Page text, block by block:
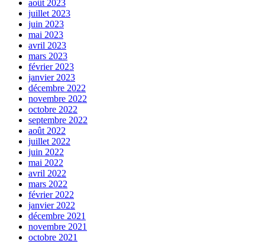
août 2023
juillet 2023
juin 2023
mai 2023
avril 2023
mars 2023
février 2023
janvier 2023
décembre 2022
novembre 2022
octobre 2022
septembre 2022
août 2022
juillet 2022
juin 2022
mai 2022
avril 2022
mars 2022
février 2022
janvier 2022
décembre 2021
novembre 2021
octobre 2021